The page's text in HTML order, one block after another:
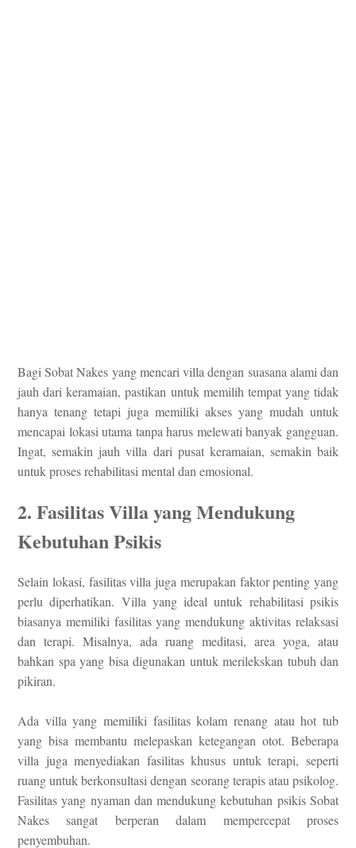
Bagi Sobat Nakes yang mencari villa dengan suasana alami dan
jauh dari keramaian, pastikan untuk memilih tempat yang tidak
hanya tenang tetapi juga memiliki akses yang mudah untuk
mencapai lokasi utama tanpa harus melewati banyak gangguan.
Ingat, semakin jauh villa dari pusat keramaian, semakin baik
untuk proses rehabilitasi mental dan emosional.
2. Fasilitas Villa yang Mendukung
Kebutuhan Psikis
Selain lokasi, fasilitas villa juga merupakan faktor penting yang
perlu diperhatikan. Villa yang ideal untuk rehabilitasi psikis
biasanya memiliki fasilitas yang mendukung aktivitas relaksasi
dan terapi. Misalnya, ada ruang meditasi, area yoga, atau
bahkan spa yang bisa digunakan untuk merilekskan tubuh dan
pikiran.
Ada villa yang memiliki fasilitas kolam renang atau hot tub
yang bisa membantu melepaskan ketegangan otot. Beberapa
villa juga menyediakan fasilitas khusus untuk terapi, seperti
ruang untuk berkonsultasi dengan seorang terapis atau psikolog.
Fasilitas yang nyaman dan mendukung kebutuhan psikis Sobat
Nakes sangat berperan dalam mempercepat proses
penyembuhan.